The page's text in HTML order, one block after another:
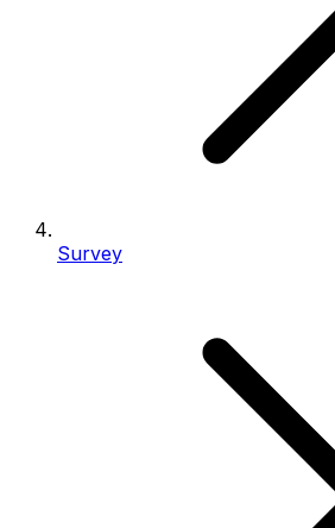
Survey